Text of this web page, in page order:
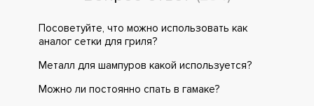
Посоветуйте, что можно использовать как
аналог сетки для гриля?
Металл для шампуров какой используется?
Можно ли постоянно спать в гамаке?